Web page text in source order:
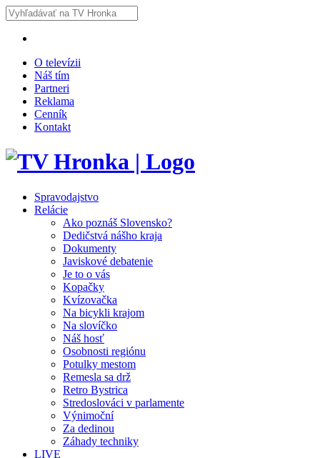
O televízii
Náš tím
Partneri
Reklama
Cenník
Kontakt
Spravodajstvo
Relácie
Ako poznáš Slovensko?
Dedičstvá nášho kraja
Dokumenty
Javiskové debatenie
Je to o vás
Kopačky
Kvízovačka
Na bicykli krajom
Na slovíčko
Náš hosť
Osobnosti regiónu
Potulky mestom
Remesla sa drž
Retro Bystrica
Stredoslováci v parlamente
Výnimoční
Za dedinou
Záhady techniky
LIVE